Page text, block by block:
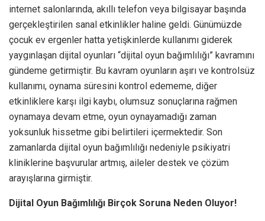
internet salonlarında, akıllı telefon veya bilgisayar başında
gerçekleştirilen sanal etkinlikler haline geldi. Günümüzde
çocuk ev ergenler hatta yetişkinlerde kullanımı giderek
yaygınlaşan dijital oyunları “dijital oyun bağımlılığı” kavramını
gündeme getirmiştir. Bu kavram oyunların aşırı ve kontrolsüz
kullanımı, oynama süresini kontrol edememe, diğer
etkinliklere karşı ilgi kaybı, olumsuz sonuçlarına rağmen
oynamaya devam etme, oyun oynayamadığı zaman
yoksunluk hissetme gibi belirtileri içermektedir. Son
zamanlarda dijital oyun bağımlılığı nedeniyle psikiyatri
kliniklerine başvurular artmış, aileler destek ve çözüm
arayışlarına girmiştir.
Dijital Oyun Bağımlılığı Birçok Soruna Neden Oluyor!